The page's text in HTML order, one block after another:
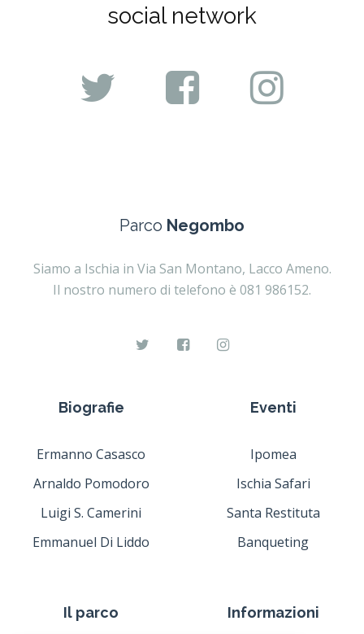
social network
Parco Negombo
Siamo a Ischia in Via San Montano, Lacco Ameno.
Il nostro numero di telefono è 081 986152.
Biografie
Ermanno Casasco
Arnaldo Pomodoro
Luigi S. Camerini
Emmanuel Di Liddo
Eventi
Ipomea
Ischia Safari
Santa Restituta
Banqueting
Il parco Informazioni